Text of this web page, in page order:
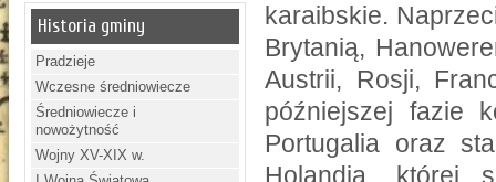
Historia gminy
Pradzieje
Wczesne średniowiecze
Średniowiecze i
nowożytność
Wojny XV-XIX w.
karaibskie.
Brytanią,
Austrii, Rosji,
późniejszej fazie
Portugalia oraz
Holandia, której